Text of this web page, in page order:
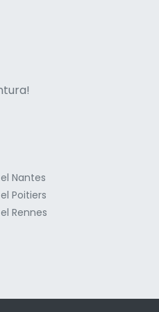
Nantes
Poitiers
Rennes